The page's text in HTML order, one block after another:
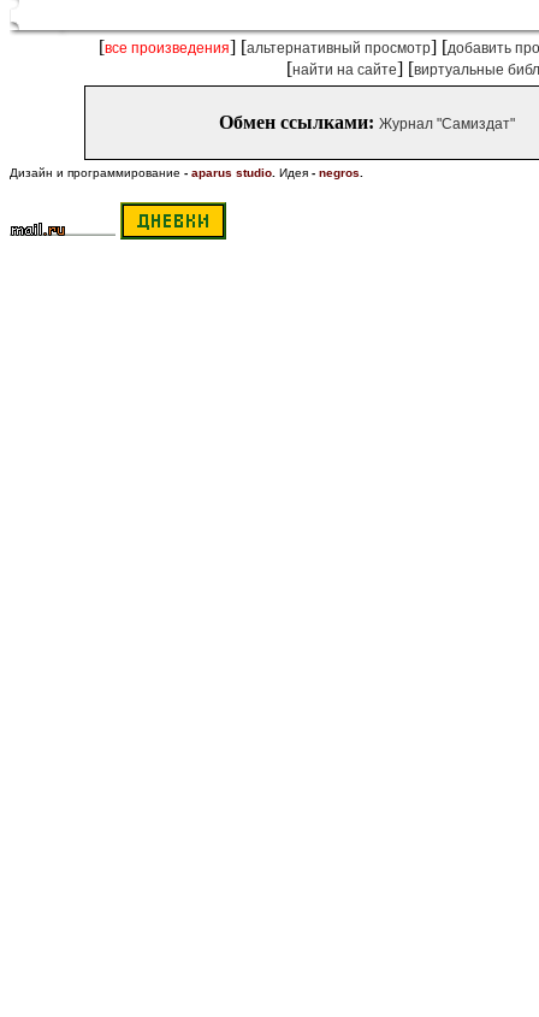
[все произведения] [альтернативный просмотр] [добавить
[найти на сайте] [виртуальные
Обмен ссылками: Журнал "Самиздат"
Дизайн и программирование - aparus studio Идея - negros